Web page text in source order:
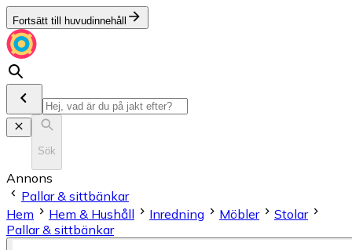
Fortsätt till huvudinnehåll
Sök
Annons
Pallar & sittbänkar
Hem
Hem & Hushåll Inredning Möbler
Stolar
Pallar & sittbänkar